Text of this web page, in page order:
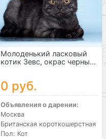
Молоденький ласковый
котик Зевс, окрас черны...
0 руб.
Объявления о дарении:
Москва
Британская короткошерстная
Пол: Кот